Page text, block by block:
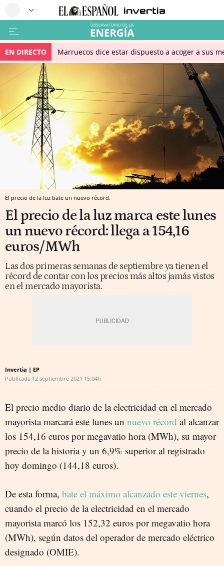
EN DIRECTO Marruecos dice estar dispuesto a acoger a sus
El precio de la luz bate un nuevo récord.
El precio de la luz marca este lunes
un nuevo récord: llega a 154,16
euros/MWh
Las dos primeras semanas de septiembre ya tienen el
récord de contar con los precios más altos jamás vistos
en el mercado mayorista.
Invertia | EP
Publicada 12 septiembre 2021 15:04h
El precio medio diario de la electricidad en el mercado
mayorista marcará este lunes un nuevo récord al alcanzar
los 154,16 euros por megavatio hora (MWh), su mayor
precio de la historia y un 6,9% superior al registrado
hoy domingo (144,18 euros).
De esta forma, bate el máximo alcanzado este viernes,
cuando el precio de la electricidad en el mercado
mayorista marcó los 152,32 euros por megavatio hora
(MWh), según datos del operador de mercado eléctrico
designado (OMIE).